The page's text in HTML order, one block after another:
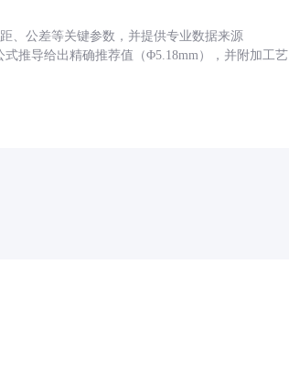
、公差等关键参数，并提供专业数据来源
式推导给出精确推荐值（Φ5.18mm），并附加工艺